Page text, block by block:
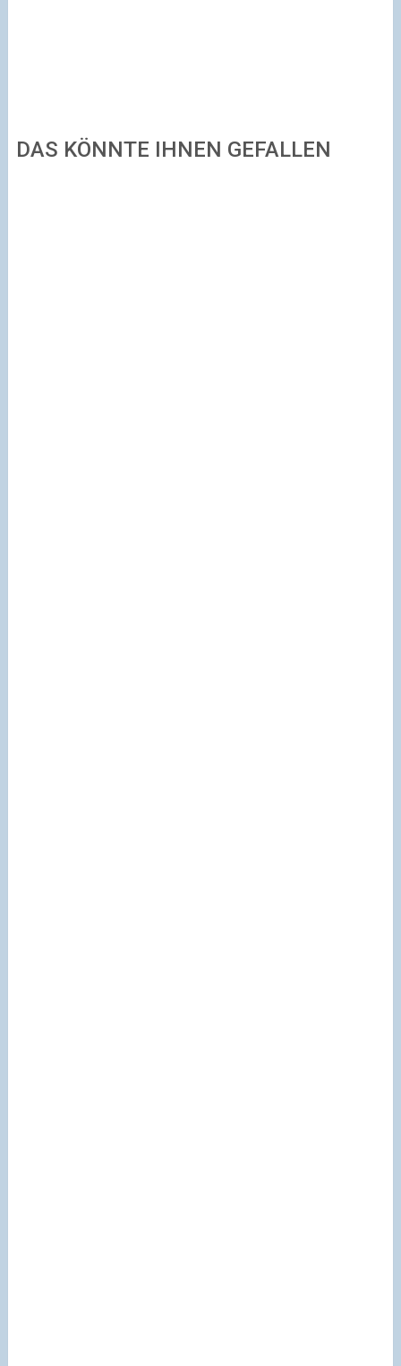
DAS KÖNNTE IHNEN GEFALLEN